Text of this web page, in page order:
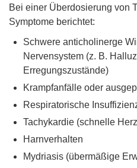
Bei einer Überdosierung von
Symptome berichtet:
Schwere anticholinerge
Nervensystem (z. B.
Erregungszustände)
Krampfanfälle oder
Respiratorische
Tachykardie (schnelle
Harnverhalten
Mydriasis (übermäßige